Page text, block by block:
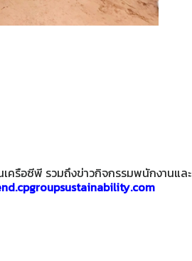
ครือซีพี รวมถึงข่าวกิจกรรมพนักงานและ